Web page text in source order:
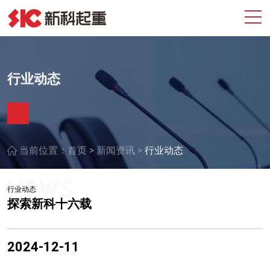
行业动态
当前位置： 首页 > 新闻资讯 > 行业动态
行业动态
探索新科十六载
2024-12-11